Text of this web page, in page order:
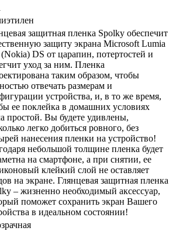
защитная пленка Spolky обеспечит
защиту экрана Microsoft Lumia
DS от царапин, потертостей и
уход за ним. Пленка
таким образом, чтобы
отвечать размерам и
устройства, и, в то же время,
ее поклейка в домашних условиях
простой. Вы будете удивлены,
легко добиться ровного, без
нанесения пленки на устройство!
небольшой толщине пленка будет
на смартфоне, а при снятии, ее
клейкий слой не оставляет
на экране. Глянцевая защитная пленка
– жизненно необходимый аксессуар,
поможет сохранить экран Вашего
в идеальном состоянии!